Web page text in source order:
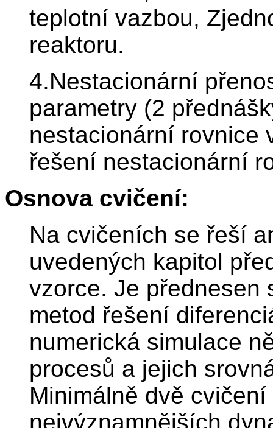
teplotní vazbou,
reaktoru.
4.Nestacionární
parametry (2
nestacionární rovnice
řešení nestacionární
Osnova cvičení:
Na cvičeních se řeší
uvedených kapitol
vzorce. Je přednesen
metod řešení
numerická simulace
procesů a jejich
Minimálně dvě
nejvýznamnějších